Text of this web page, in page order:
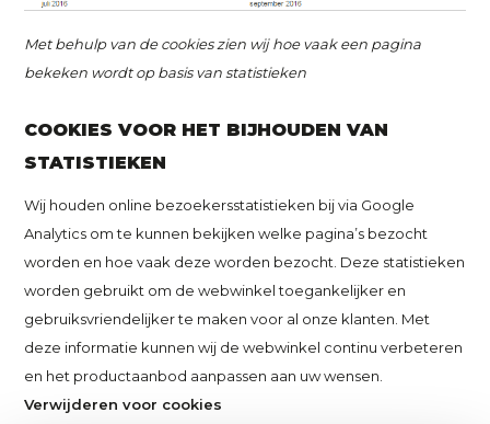
Met behulp van de cookies zien wij hoe vaak een pagina
bekeken wordt op basis van statistieken
COOKIES VOOR HET BIJHOUDEN VAN
STATISTIEKEN
Wij houden online bezoekersstatistieken bij via Google
Analytics om te kunnen bekijken welke pagina’s bezocht
worden en hoe vaak deze worden bezocht. Deze statistieken
worden gebruikt om de webwinkel toegankelijker en
gebruiksvriendelijker te maken voor al onze klanten. Met
deze informatie kunnen wij de webwinkel continu verbeteren
en het productaanbod aanpassen aan uw wensen.
Verwijderen voor cookies